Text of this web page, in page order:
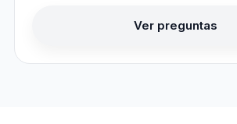
Ver preguntas